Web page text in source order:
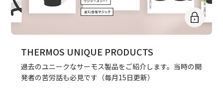
THERMOS UNIQUE PRODUCTS
過去のユニークなサーモス製品をご紹介します。当時の開
発者の苦労話も必見です（毎月15日更新）